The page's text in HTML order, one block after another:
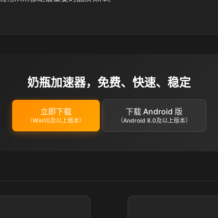
奶瓶加速器，免费、快速、稳定
立即下载
（Win10及以上版本）
下载 Android 版
（Android 8.0及以上版本）